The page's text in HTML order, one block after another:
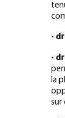
•
•
la
sur